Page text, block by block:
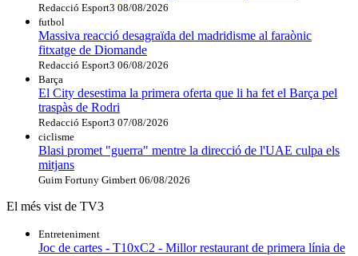
Redacció Esport3 08/08/2026
futbol
Massiva reacció desagraïda del madridisme al faraònic
fitxatge de Diomande
Redacció Esport3 06/08/2026
Barça
El City desestima la primera oferta que li ha fet el Barça pel
traspàs de Rodri
Redacció Esport3 07/08/2026
ciclisme
Blasi promet "guerra" mentre la direcció de l'UAE culpa els
mitjans
Guim Fortuny Gimbert 06/08/2026
El més vist de TV3
Entreteniment
Joc de cartes - T10xC2 - Millor restaurant de primera línia de